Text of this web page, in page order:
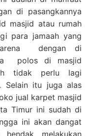
di pasangkannya
masjid atau rumah
para jamaah yang
dengan di
polos di masjid
tidak perlu lagi
Selain itu juga alas
jual karpet masjid
Timur ini sudah di
ini akan dangat
melakukan